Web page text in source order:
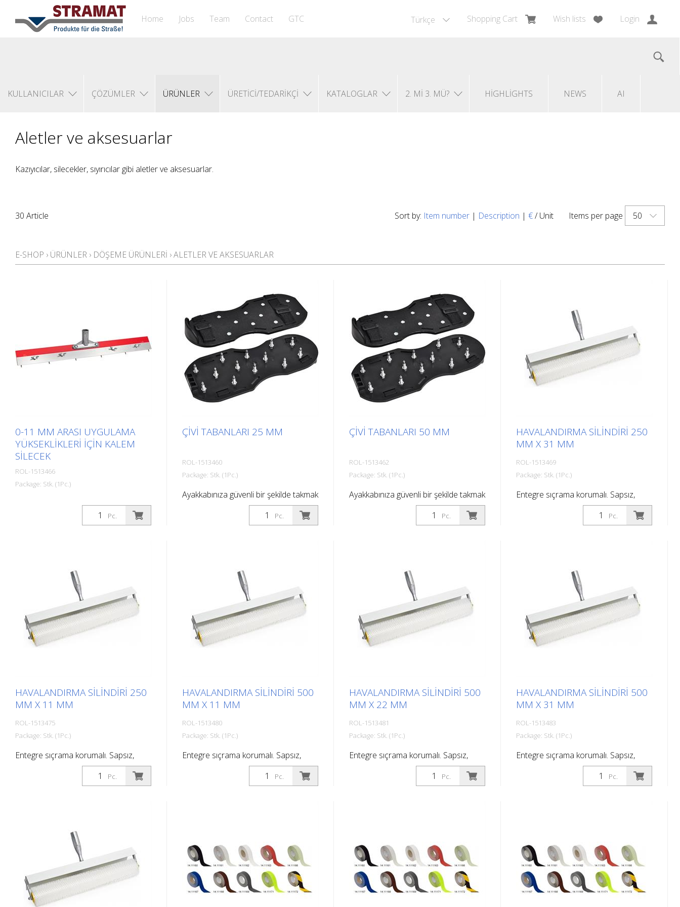
Türkçe Shopping Cart Wish lists Login
Home Jobs Team Contact GTC
KULLANICILAR ÇÖZÜMLER ÜRÜNLER ÜRETICI/TEDARIKÇI KATALOGLAR 2. MI 3. MÜ? HIGHLIGHTS NEWS AI
Aletler ve aksesuarlar
Kazıyıcılar, silecekler, sıyırıcılar gibi aletler ve aksesuarlar.
Items per page 50
Sort by: Item number | Description | €/ Unit
30 Article
E-SHOP › ÜRÜNLER › DÖŞEME ÜRÜNLERI ›ALETLER VE AKSESUARLAR
0-11 MM ARASI UYGULAMA
YÜKSEKLIKLERI IÇIN KALEM
SILECEK
ROL-1513466
Package: Stk. (1Pc.)
Yapıştırıcıları ve tesviye bileşenlerini
geniş yüzeylere dik konumda
uygulamak için profesyonel alet. Masif
yüksekliklerini ayarlamak için
paslanmaz çelik bir ara plaka. YENİ -
Uygulama yüksekliğinin tam olarak
ayarlanması için ölçek dahildir. Sap
tutucu ile birlikte verilir, sapsız,
teleskopik sap için uygundur.
Pc.
ÇIVI TABANLARI 25 MM
ROL-1513460
Package: Stk. (1Pc.)
Ayakkabınıza güvenli bir şekilde takmak
için sabitleme kayışı ile.
Pc.
ÇIVI TABANLARI 50 MM
ROL-1513462
Package: Stk. (1Pc.)
Ayakkabınıza güvenli bir şekilde takmak
için sabitleme kayışı ile.
Pc.
HAVALANDIRMA SILINDIRI 250
MM X 31 MM
ROL-1513469
Package: Stk. (1Pc.)
Entegre sıçrama korumalı. Sapsız,
1915815 teleskopik sapa uyar.
Pc.
HAVALANDIRMA SILINDIRI 250
MM X 11 MM
ROL-1513475
Package: Stk. (1Pc.)
Entegre sıçrama korumalı. Sapsız,
1915815 teleskopik sapa uyar.
Pc.
HAVALANDIRMA SILINDIRI 500
MM X 11 MM
ROL-1513480
Package: Stk. (1Pc.)
Entegre sıçrama korumalı. Sapsız,
1915815 teleskopik sapa uyar.
Pc.
HAVALANDIRMA SILINDIRI 500
MM X 22 MM
ROL-1513481
Package: Stk. (1Pc.)
Entegre sıçrama korumalı. Sapsız,
1915815 teleskopik sapa uyar.
Pc.
HAVALANDIRMA SILINDIRI 500
MM X 31 MM
ROL-1513483
Package: Stk. (1Pc.)
Entegre sıçrama korumalı. Sapsız,
1915815 teleskopik sapa uyar.
Pc.